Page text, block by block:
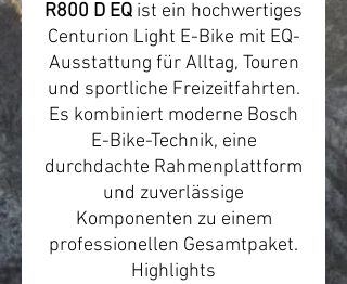
R800 D EQ ist ein hochwertiges
Centurion Light E-Bike mit EQ-
Ausstattung für Alltag, Touren
und sportliche Freizeitfahrten.
Es kombiniert moderne Bosch
E-Bike-Technik, eine
durchdachte Rahmenplattform
und zuverlässige
Komponenten zu einem
professionellen Gesamtpaket.
Highlights